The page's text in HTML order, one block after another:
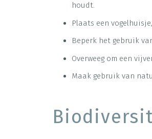
houdt.
Plaats een
Beperk het gebruik
Overweeg om een
Maak gebruik van